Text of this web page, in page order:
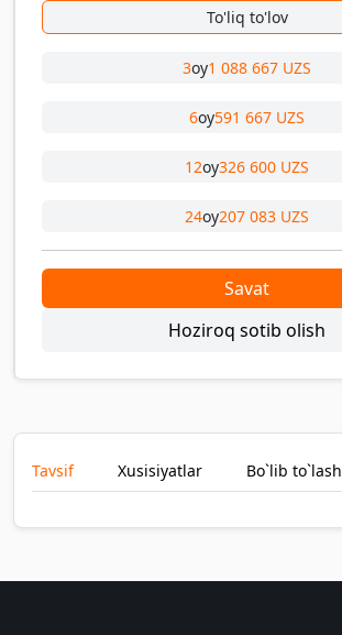
To'liq to'lov
3oy1 088 667 UZS
6oy591 667 UZS
12oy326 600 UZS
24oy207 083 UZS
Savat
Hoziroq sotib olish
Tavsif Xusisiyatlar Bo`lib to`lash